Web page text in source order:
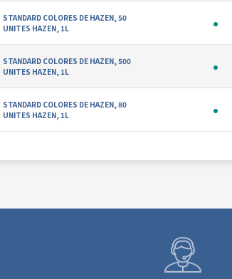
STANDARD COLORES DE HAZEN, 50
UNITES HAZEN, 1L
STANDARD COLORES DE HAZEN, 500
UNITES HAZEN, 1L
STANDARD COLORES DE HAZEN, 80
UNITES HAZEN, 1L